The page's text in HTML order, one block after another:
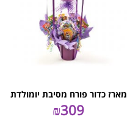
מארז כדור פורח מסיבת יומולדת
₪309